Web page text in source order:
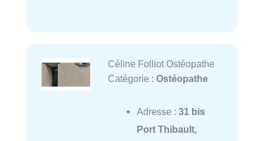
Céline Folliot Ostéopathe
Catégorie : Ostéopathe
Adresse : 31 bis
Port Thibault,